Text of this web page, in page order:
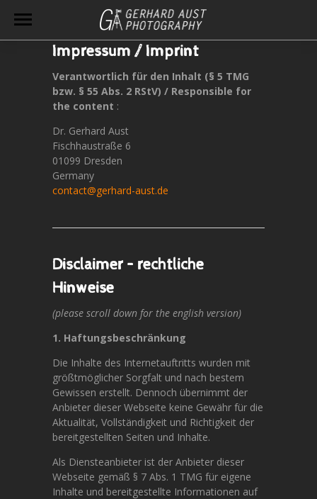
Impressum / Imprint
Verantwortlich für den Inhalt (§ 5 TMG
bzw. § 55 Abs. 2 RStV) / Responsible for
the content :
Dr. Gerhard Aust
Fischhaustraße 6
01099 Dresden
Germany
contact@gerhard-aust.de
Disclaimer – rechtliche
Hinweise
(please scroll down for the english version)
1. Haftungsbeschränkung
Die Inhalte des Internetauftritts wurden mit
größtmöglicher Sorgfalt und nach bestem
Gewissen erstellt. Dennoch übernimmt der
Anbieter dieser Webseite keine Gewähr für die
Aktualität, Vollständigkeit und Richtigkeit der
bereitgestellten Seiten und Inhalte.
Als Diensteanbieter ist der Anbieter dieser
Webseite gemäß § 7 Abs. 1 TMG für eigene
Inhalte und bereitgestellte Informationen auf